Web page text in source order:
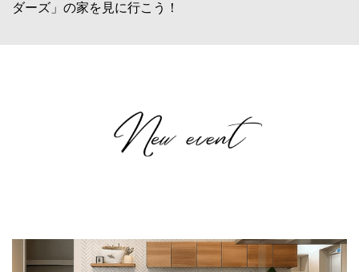
ダーズ」の家を見に行こう！